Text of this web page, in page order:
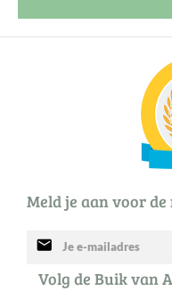
Meld je aan voor
mail
Volg de Buik van